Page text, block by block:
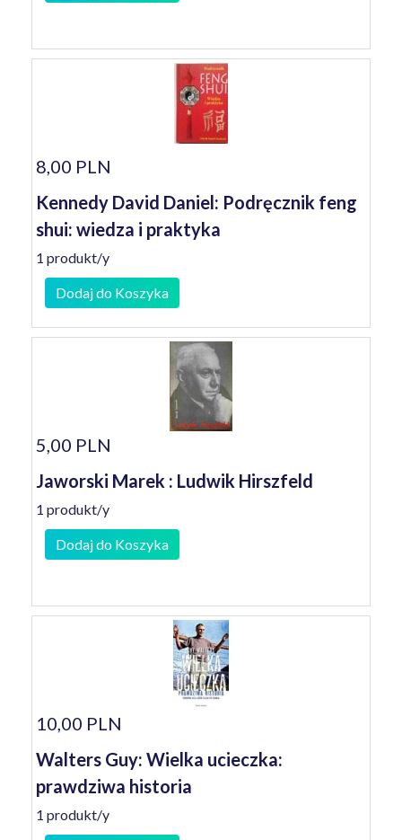
8,00 PLN
Kennedy David Daniel: Podręcznik feng
shui: wiedza i praktyka
1 produkt/y
Dodaj do Koszyka
5,00 PLN
Jaworski Marek : Ludwik Hirszfeld
1 produkt/y
Dodaj do Koszyka
10,00 PLN
Walters Guy: Wielka ucieczka:
prawdziwa historia
1 produkt/y